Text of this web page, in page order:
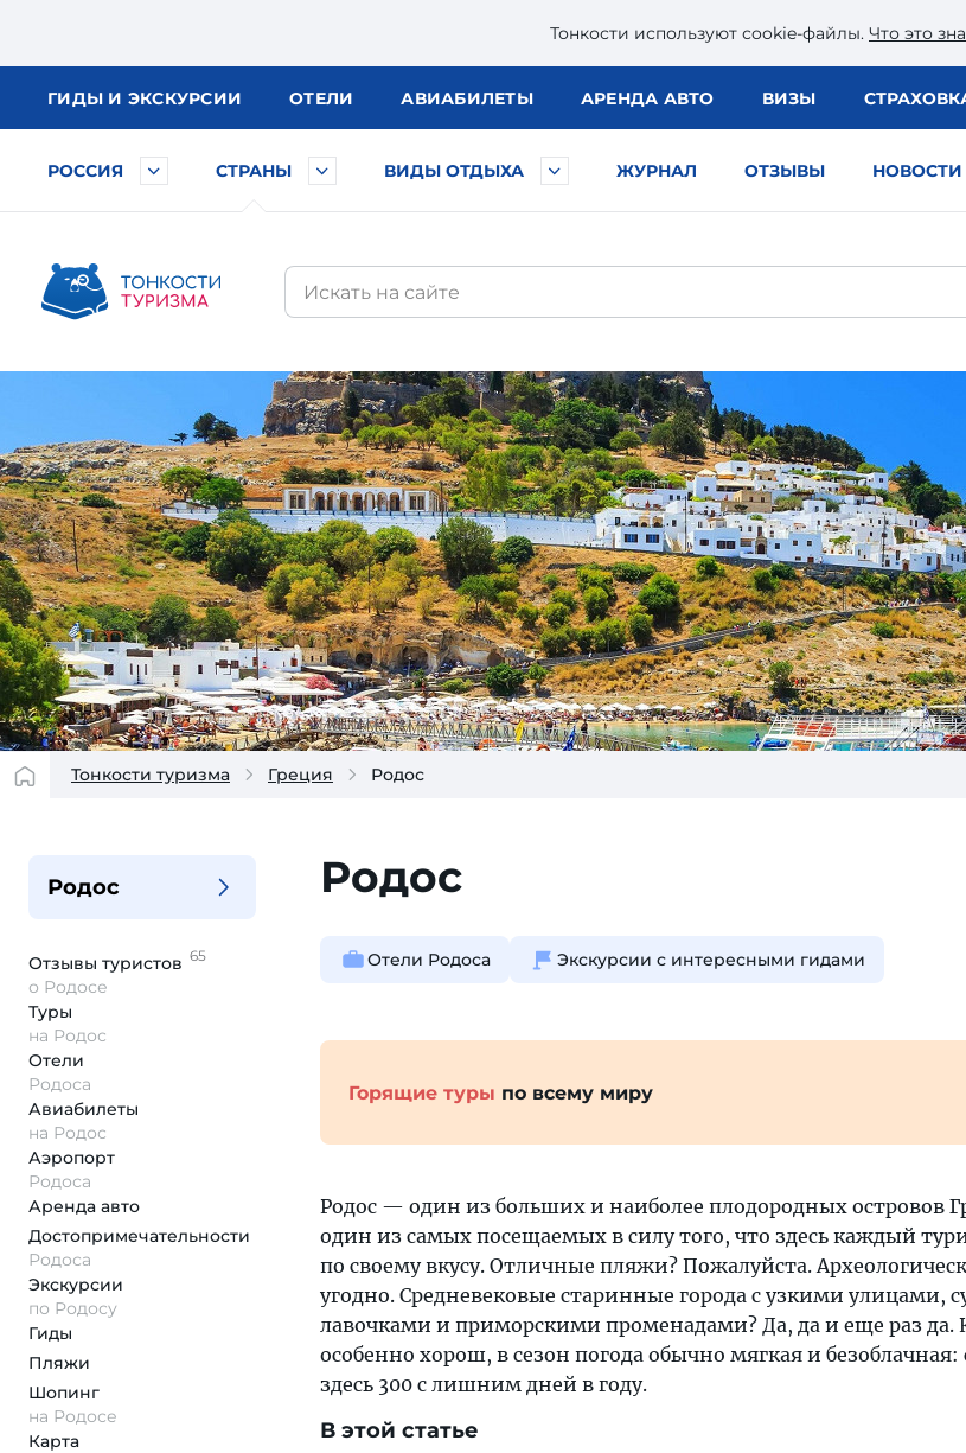
Тонкости используют сookie-файлы. Что это
ГИДЫ И ЭКСКУРСИИ ОТЕЛИ АВИАБИЛЕТЫ АРЕНДА АВТО ВИЗЫ
РОССИЯ СТРАНЫ ВИДЫ ОТДЫХА ЖУРНАЛ ОТЗЫВЫ НОВОСТИ
Тонкости туризма Греция Родос
Родос
Отзывы туристов 65
о Родосе
Туры
на Родос
Отели
Родоса
Авиабилеты
на Родос
Аэропорт
Родоса
Аренда авто
Достопримеча­тельности
Родоса
Экскурсии
по Родосу
Гиды
Пляжи
Шопинг
на Родосе
Карта
Родос
Отели Родоса Экскурсии с интересными гидами
Горящие туры по всему миру
Родос — один из больших и наиболее плодородных островов
один из самых посещаемых в силу того, что здесь каждый
по своему вкусу. Отличные пляжи? Пожалуйста.
угодно. Средневековые старинные города с узкими улицами,
лавочками и приморскими променадами? Да, да и еще раз да.
особенно хорош, в сезон погода обычно мягкая и безоблачная:
здесь 300 с лишним дней в году.
В этой статье